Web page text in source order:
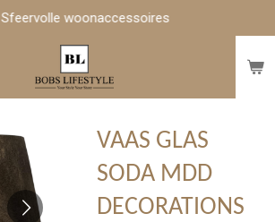
Sfeervolle woonaccessoires
VAAS GLAS
SODA MDD
DECORATIONS